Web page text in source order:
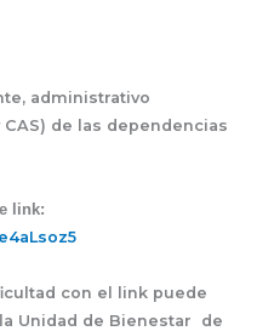
administrativo
de las dependencias
link:
con el link puede
Unidad de Bienestar de